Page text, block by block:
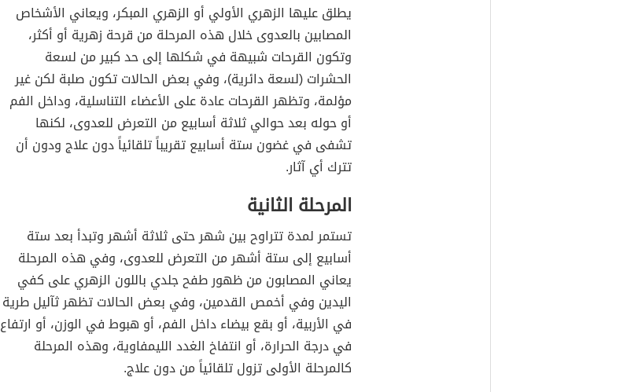
يطلق عليها الزهري الأولي أو الزهري المبكر، ويعاني الأشخاص
المصابين بالعدوى خلال هذه المرحلة من قرحة زهرية أو أكثر،
وتكون القرحات شبيهة في شكلها إلى حد كبير من لسعة
الحشرات (لسعة دائرية)، وفي بعض الحالات تكون صلبة لكن غير
مؤلمة، وتظهر القرحات عادة على الأعضاء التناسلية، وداخل الفم
أو حوله بعد حوالي ثلاثة أسابيع من التعرض للعدوى، لكنها
تشفى في غضون ستة أسابيع تقريباً تلقائياً دون علاج ودون أن
تترك أي آثار.
المرحلة الثانية
تستمر لمدة تتراوح بين شهر حتى ثلاثة أشهر وتبدأ بعد ستة
أسابيع إلى ستة أشهر من التعرض للعدوى، وفي هذه المرحلة
يعاني المصابون من ظهور طفح جلدي باللون الزهري على كفي
اليدين وفي أخمص القدمين، وفي بعض الحالات تظهر ثآليل طرية
في الأربية، أو بقع بيضاء داخل الفم، أو هبوط في الوزن، أو ارتفاع
في درجة الحرارة، أو انتفاخ الغدد الليمفاوية، وهذه المرحلة
كالمرحلة الأولى تزول تلقائياً من دون علاج.